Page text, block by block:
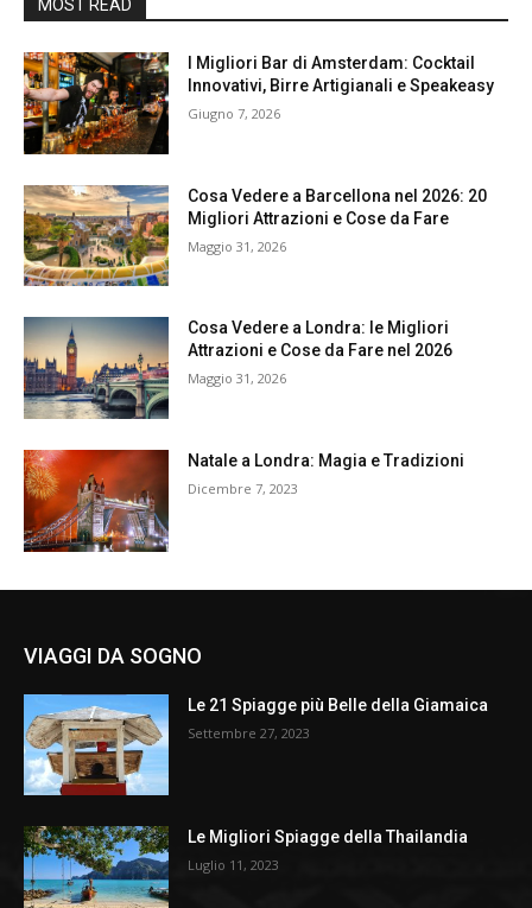
MOST READ
I Migliori Bar di Amsterdam: Cocktail
Innovativi, Birre Artigianali e Speakeasy
Giugno 7, 2026
Cosa Vedere a Barcellona nel 2026: 20
Migliori Attrazioni e Cose da Fare
Maggio 31, 2026
Cosa Vedere a Londra: le Migliori
Attrazioni e Cose da Fare nel 2026
Maggio 31, 2026
Natale a Londra: Magia e Tradizioni
Dicembre 7, 2023
VIAGGI DA SOGNO
Le 21 Spiagge più Belle della Giamaica
Settembre 27, 2023
Le Migliori Spiagge della Thailandia
Luglio 11, 2023